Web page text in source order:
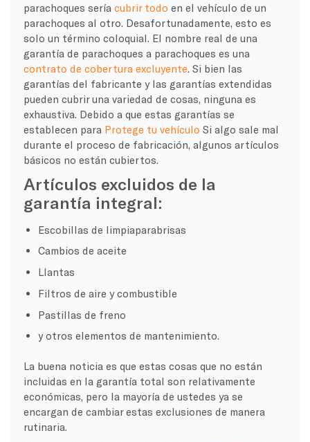
parachoques sería cubrir todo en el vehículo de un
parachoques al otro. Desafortunadamente, esto es
solo un término coloquial. El nombre real de una
garantía de parachoques a parachoques es una
contrato de cobertura excluyente . Si bien las
garantías del fabricante y las garantías extendidas
pueden cubrir una variedad de cosas, ninguna es
exhaustiva. Debido a que estas garantías se
establecen para Protege tu vehículo Si algo sale mal
durante el proceso de fabricación, algunos artículos
básicos no están cubiertos.
Artículos excluidos de la
garantía integral:
Escobillas de limpiaparabrisas
Cambios de aceite
Llantas
Filtros de aire y combustible
Pastillas de freno
y otros elementos de mantenimiento.
La buena noticia es que estas cosas que no están
incluidas en la garantía total son relativamente
económicas, pero la mayoría de ustedes ya se
encargan de cambiar estas exclusiones de manera
rutinaria.